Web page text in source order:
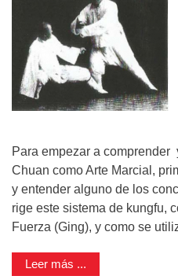
Para empezar a comprender
Chuan como Arte Marcial,
y entender alguno de los
rige este sistema de kungfu,
Fuerza (Ging), y como se
Leer más ...